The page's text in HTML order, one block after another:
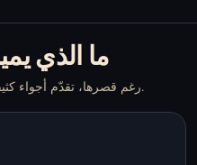
ما الذي
رغم قصرها، تقدّم أجواء كثيفة واختيارات تشعر بوزنها فعلًا.